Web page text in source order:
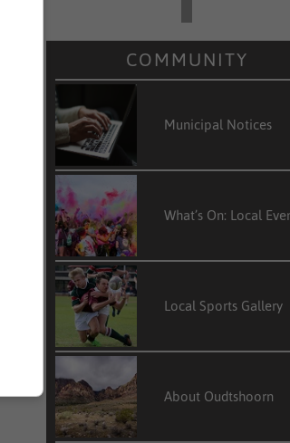
COMMUNITY
Municipal Notices
What’s On: Local
Local Sports Gallery
About Oudtshoorn